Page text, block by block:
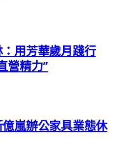
用芳華歲月踐行
營精力”
嵐辦公家具業態休